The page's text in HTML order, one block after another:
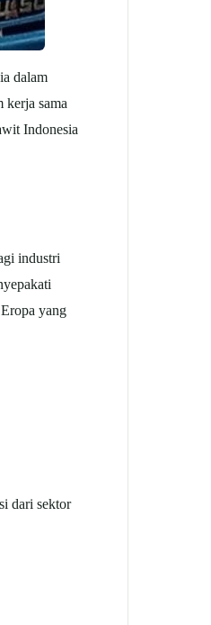
dalam
kerja sama
Indonesia
industri
yang
dari sektor